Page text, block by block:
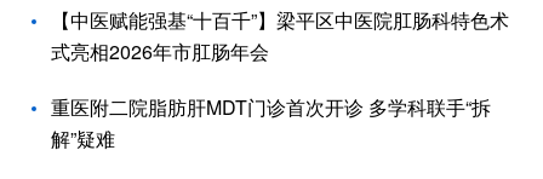
【中医赋能强基“十百千”】梁平区中医院肛肠科特色术
式亮相2026年市肛肠年会
重医附二院脂肪肝MDT门诊首次开诊 多学科联手“拆
解”疑难